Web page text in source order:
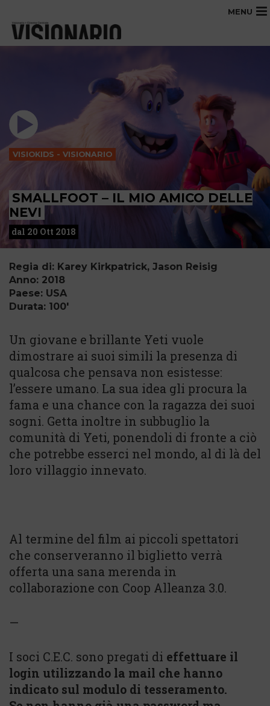
MENU
VISIOKIDS - VISIONARIO
SMALLFOOT – IL MIO AMICO DELLE
NEVI
dal 20 Ott 2018
Regia di: Karey Kirkpatrick, Jason Reisig
Anno: 2018
Paese: USA
Durata: 100'
Un giovane e brillante Yeti vuole
dimostrare ai suoi simili la presenza di
qualcosa che pensava non esistesse:
l’essere umano. La sua idea gli procura la
fama e una chance con la ragazza dei suoi
sogni. Getta inoltre in subbuglio la
comunità di Yeti, ponendoli di fronte a ciò
che potrebbe esserci nel mondo, al di là del
loro villaggio innevato.
Al termine del film ai piccoli spettatori
che conserveranno il biglietto verrà
offerta una sana merenda in
collaborazione con Coop Alleanza 3.0.
—
I soci C.E.C. sono pregati di effettuare il
login utilizzando la mail che hanno
indicato sul modulo di tesseramento.